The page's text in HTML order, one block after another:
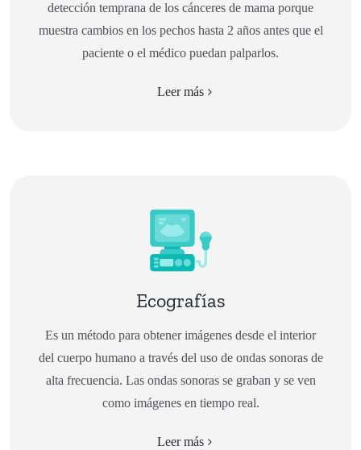
detección temprana de los cánceres de mama porque
muestra cambios en los pechos hasta 2 años antes que el
paciente o el médico puedan palparlos.
Leer más
Ecografías
Es un método para obtener imágenes desde el interior
del cuerpo humano a través del uso de ondas sonoras de
alta frecuencia. Las ondas sonoras se graban y se ven
como imágenes en tiempo real.
Leer más